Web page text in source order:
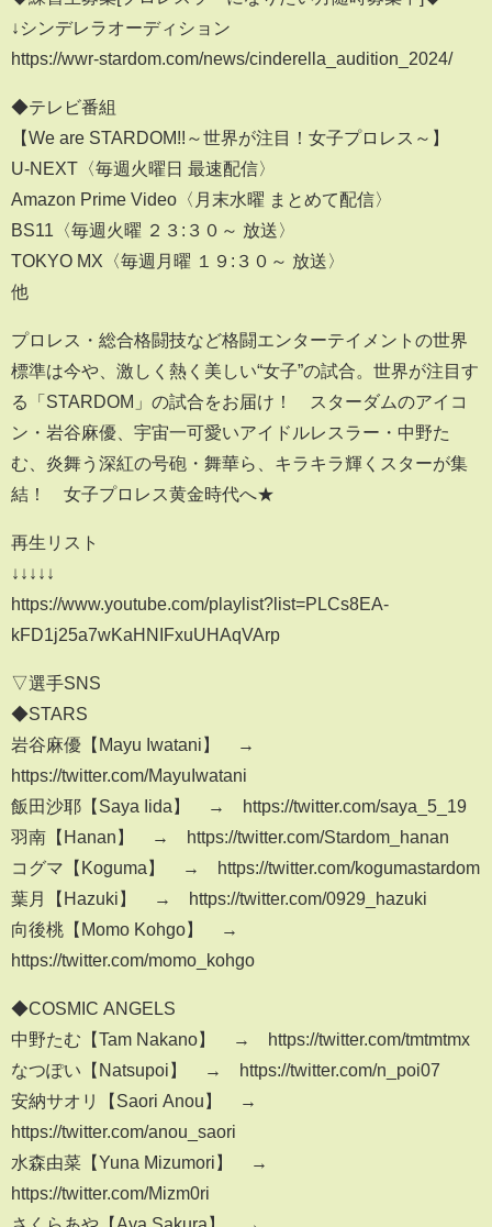
↓シンデレラオーディション
https://wwr-stardom.com/news/cinderella_audition_2024/
◆テレビ番組
【We are STARDOM!!～世界が注目！女子プロレス～】
U-NEXT〈毎週火曜日 最速配信〉
Amazon Prime Video〈月末水曜 まとめて配信〉
BS11〈毎週火曜 ２３:３０～ 放送〉
TOKYO MX〈毎週月曜 １９:３０～ 放送〉
他
プロレス・総合格闘技など格闘エンターテイメントの世界
標準は今や、激しく熱く美しい“女子”の試合。世界が注目す
る「STARDOM」の試合をお届け！ スターダムのアイコ
ン・岩谷麻優、宇宙一可愛いアイドルレスラー・中野た
む、炎舞う深紅の号砲・舞華ら、キラキラ輝くスターが集
結！ 女子プロレス黄金時代へ★
再生リスト
↓↓↓↓↓
https://www.youtube.com/playlist?list=PLCs8EA-
kFD1j25a7wKaHNIFxuUHAqVArp
▽選手SNS
◆STARS
岩谷麻優【Mayu Iwatani】 →
https://twitter.com/MayuIwatani
飯田沙耶【Saya Iida】 → https://twitter.com/saya_5_19
羽南【Hanan】 → https://twitter.com/Stardom_hanan
コグマ【Koguma】 → https://twitter.com/kogumastardom
葉月【Hazuki】 → https://twitter.com/0929_hazuki
向後桃【Momo Kohgo】 →
https://twitter.com/momo_kohgo
◆COSMIC ANGELS
中野たむ【Tam Nakano】 → https://twitter.com/tmtmtmx
なつぽい【Natsupoi】 → https://twitter.com/n_poi07
安納サオリ【Saori Anou】 →
https://twitter.com/anou_saori
水森由菜【Yuna Mizumori】 →
https://twitter.com/Mizm0ri